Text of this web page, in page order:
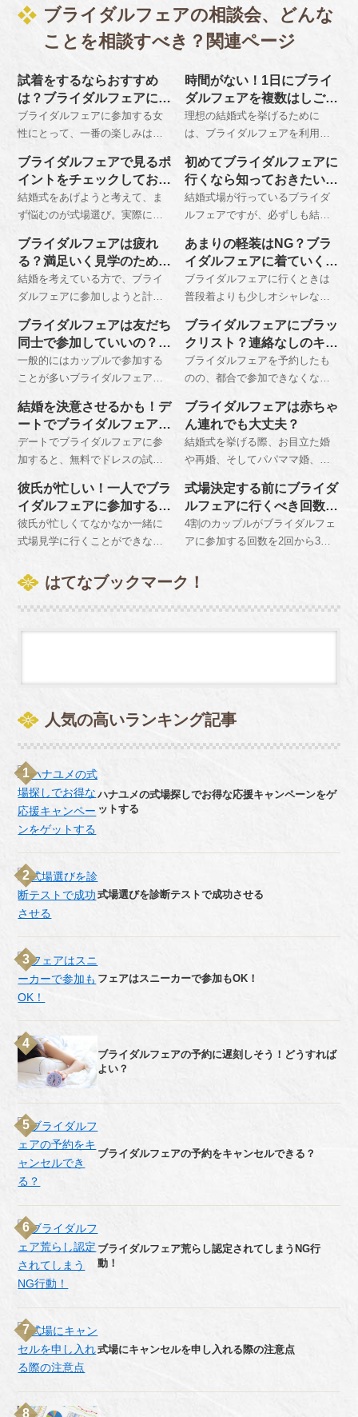
ブライダルフェアの相談会、どんな
ことを相談すべき？関連ページ
試着をするならおすすめ
は？ブライダルフェアに行
く際の髪型
ブライダルフェアに参加する女
性にとって、一番の楽しみはド
す。その際のヘアメイクについ
ては、お呼ばれ程度でよいでし
ょう。体験ができるところもあ
ります。
時間がない！1日にブライ
ダルフェアを複数はしごす
る
理想の結婚式を挙げるために
は、ブライダルフェアを利用し
おすすめです。可能であるなら
ば一日に複数の会場をはしごし
て、サンプル数を増やしておき
ましょう。
ブライダルフェアで見るポ
イントをチェックしてお
く！
結婚式をあげようと考えて、ま
ず悩むのが式場選び。実際にブ
も、魅力的な式場がたくさんあ
りすぎて、余計に悩んでしまう
ということもあるのではないで
しょうか。参加前に自分たちの
チェックリストを作成し、必ず
持参するようにしましょう。
初めてブライダルフェアに
行くなら知っておきたいマ
ナー
結婚式場が行っているブライダ
ルフェアですが、必ずしも結婚
参加することができないという
ものではありません。しかし参
加する上ではマナーがあるとい
うことも知っておく必要があり
ます。
ブライダルフェアは疲れ
る？満足いく見学のために
知っておきたいこと
結婚を考えている方で、ブライ
ダルフェアに参加しようと計画
と疲れるだけで終わってしまう
ことになりかねないので、事前
に心構えを持っておくことをお
勧めします。
あまりの軽装はNG？ブラ
イダルフェアに着ていくべ
き服装は？
ブライダルフェアに行くときは
普段着よりも少しオシャレな服
羽織れる上着、秋冬なら軽めの
コートがあると重宝します。持
ち物はカメラ、ペンとメモ帳、
電卓は忘れずに、大きめのカバ
ンかトートバッグに入れて持参
しましょう。
ブライダルフェアは友だち
同士で参加していいの？女
性同士で参加するメリット
は？
一般的にはカップルで参加する
ことが多いブライダルフェアで
性同士で行った方がより得られ
るものがたくさんあります。そ
の反面注意しなければならない
こともあるということを忘れて
はなりません。
ブライダルフェアにブラッ
クリスト？連絡なしのキャ
ンセルはNG！
ブライダルフェアを予約したも
のの、都合で参加できなくなっ
旨を式場側に伝えます。無断で
欠席してしまうとブラックリス
ト入りしてしまい、再予約を断
られてしまうことがあるので注
意が必要です。
結婚を決意させるかも！デ
ートでブライダルフェアを
楽しむポイント
デートでブライダルフェアに参
加すると、無料でドレスの試着
などを体験することができ、結
婚への意識が高まります。 参加
するときは事前予約をしておく
ことをおすすめします。
ブライダルフェアは赤ちゃ
ん連れでも大丈夫？
結婚式を挙げる際、お目立た婚
や再婚、そしてパパママ婚、フ
います。その上で赤ちゃん連れ
でもＯＫの専門的なブライダル
フェアなら安心です。
彼氏が忙しい！一人でブラ
イダルフェアに参加する際
の注意点
彼氏が忙しくてなかなか一緒に
式場見学に行くことができない
かしブライダルフェアは決して
カップルで行かなければならな
いものではありません。一人で
もしっかりと相談にのってくれ
式場決定する前にブライダ
ルフェアに行くべき回数
は？
4割のカップルがブライダルフェ
アに参加する回数を2回から3回
けるのは人気の高い会場にし
くのがおすすめです。
はてなブックマーク！
人気の高いランキング記事
ハナユメの式場探しでお得な応援キャンペーンをゲ
ットする
式場選びを診断テストで成功させる
フェアはスニーカーで参加もOK！
ブライダルフェアの予約に遅刻しそう！どうすれば
よい？
ブライダルフェアの予約をキャンセルできる？
ブライダルフェア荒らし認定されてしまうNG行
動！
式場にキャンセルを申し入れる際の注意点